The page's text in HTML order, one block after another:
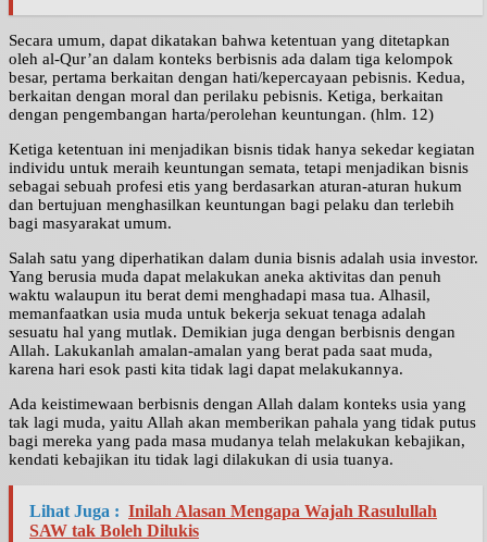
Secara umum, dapat dikatakan bahwa ketentuan yang ditetapkan
oleh al-Qur’an dalam konteks berbisnis ada dalam tiga kelompok
besar, pertama berkaitan dengan hati/kepercayaan pebisnis. Kedua,
berkaitan dengan moral dan perilaku pebisnis. Ketiga, berkaitan
dengan pengembangan harta/perolehan keuntungan. (hlm. 12)
Ketiga ketentuan ini menjadikan bisnis tidak hanya sekedar kegiatan
individu untuk meraih keuntungan semata, tetapi menjadikan bisnis
sebagai sebuah profesi etis yang berdasarkan aturan-aturan hukum
dan bertujuan menghasilkan keuntungan bagi pelaku dan terlebih
bagi masyarakat umum.
Salah satu yang diperhatikan dalam dunia bisnis adalah usia investor.
Yang berusia muda dapat melakukan aneka aktivitas dan penuh
waktu walaupun itu berat demi menghadapi masa tua. Alhasil,
memanfaatkan usia muda untuk bekerja sekuat tenaga adalah
sesuatu hal yang mutlak. Demikian juga dengan berbisnis dengan
Allah. Lakukanlah amalan-amalan yang berat pada saat muda,
karena hari esok pasti kita tidak lagi dapat melakukannya.
Ada keistimewaan berbisnis dengan Allah dalam konteks usia yang
tak lagi muda, yaitu Allah akan memberikan pahala yang tidak putus
bagi mereka yang pada masa mudanya telah melakukan kebajikan,
kendati kebajikan itu tidak lagi dilakukan di usia tuanya.
Lihat Juga : Inilah Alasan Mengapa Wajah Rasulullah
SAW tak Boleh Dilukis